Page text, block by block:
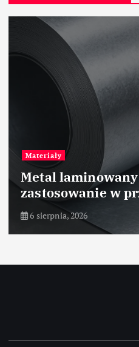
Materiały
Metal
zastosowanie w
6 sierpnia, 2026